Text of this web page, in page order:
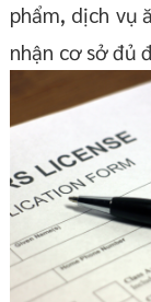
phẩm, dịch vụ
nhận cơ sở đủ